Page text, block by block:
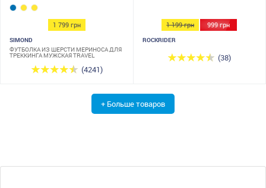
1 799 грн
SIMOND
ФУТБОЛКА ИЗ ШЕРСТИ МЕРИНОСА ДЛЯ
ТРЕККИНГА МУЖСКАЯ TRAVEL
(4241)
1 199 грн 999 грн
ROCKRIDER
(38)
+ Больше товаров